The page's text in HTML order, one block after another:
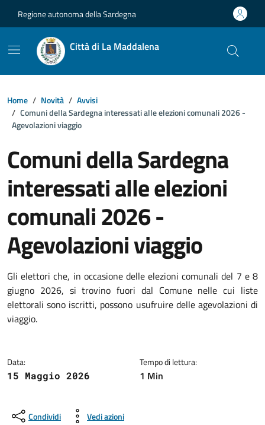
Regione autonoma della Sardegna
Città di La Maddalena
Home Novità
Avvisi
Comuni della Sardegna interessati alle elezioni comunali 2026 -
Agevolazioni viaggio
Comuni della Sardegna
interessati alle elezioni
comunali 2026 -
Agevolazioni viaggio
Dettagli della notizia
Gli elettori che, in occasione delle elezioni comunali del 7 e 8
giugno 2026, si trovino fuori dal Comune nelle cui liste
elettorali sono iscritti, possono usufruire delle agevolazioni di
viaggio.
Data:
15 Maggio 2026
Tempo di lettura:
1 Min
Condividi Vedi azioni